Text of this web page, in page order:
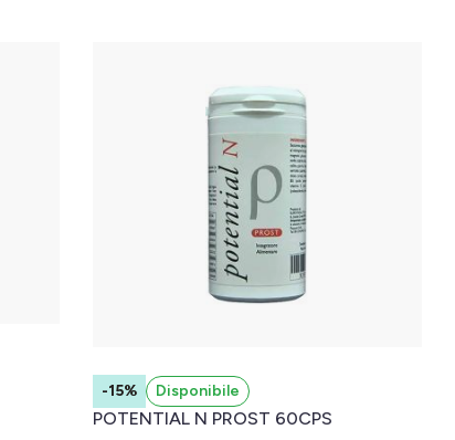
-15% Disponibile
POTENTIAL N PROST 60CPS